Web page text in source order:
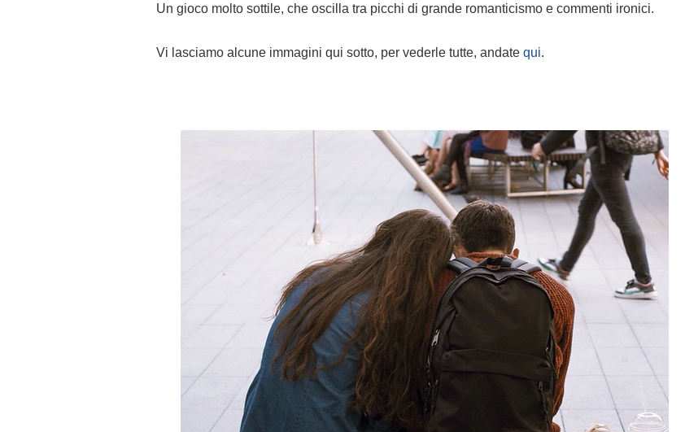
Un gioco molto sottile, che oscilla tra picchi di grande romanticismo e commenti ironici.
Vi lasciamo alcune immagini qui sotto, per vederle tutte, andate qui.